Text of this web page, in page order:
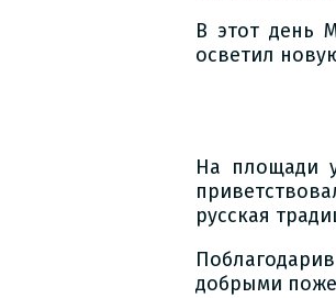
В этот день
осветил
На площади
русская
добрыми